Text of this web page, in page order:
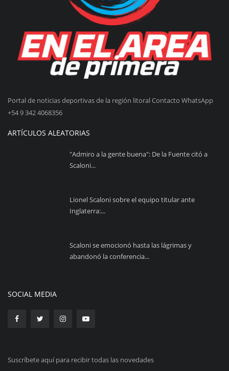
Portal de noticias deportivas de la región litoral Contacto WhatsApp
+54 9 342 4068356
ARTÍCULOS ALEATORIAS
"Admiro a la gente buena": De la Fuente citó a
Scaloni...
Lionel Scaloni sobre el equipo titular ante
Inglaterra:...
Scaloni se emocionó hasta las lágrimas y
abandonó la conferencia...
SOCIAL MEDIA
Suscríbete aquí para recibir todas las novedades